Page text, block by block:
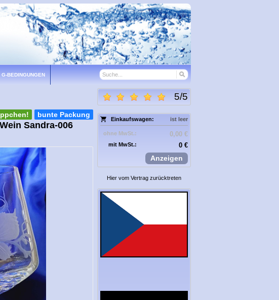
G-BEDINGUNGEN
5/5
Einkaufswagen: ist leer
ohne MwSt.: 0,00 €
mit MwSt.: 0 €
Anzeigen
Hier vom Vertrag zurücktreten
bunte Packung
Sandra-006